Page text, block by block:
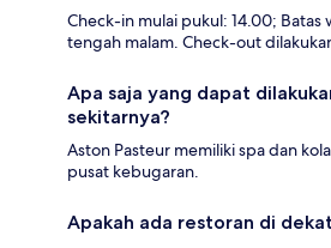
Check-in mulai pukul: 14.00;
tengah malam. Check-out
Apa saja yang dapat
sekitarnya?
Aston Pasteur memiliki spa dan
pusat kebugaran.
Apakah ada restoran di